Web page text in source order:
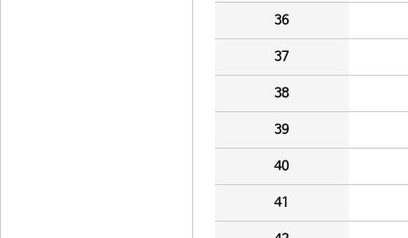
36
37
38
39
40
41